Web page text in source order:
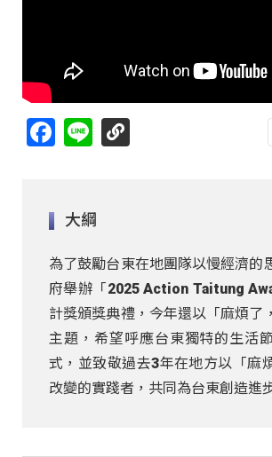
Facebook
Line
大綱
為了鼓勵台東在地團隊以慢經濟的
府舉辦「2025 Action Taitung
計獎頒獎典禮，今年還以「麻煩了
主題，希望呼應台東獨特的生活
式，並致敬過去3年在地方以「麻
改變的實踐者，共同為台東創造進